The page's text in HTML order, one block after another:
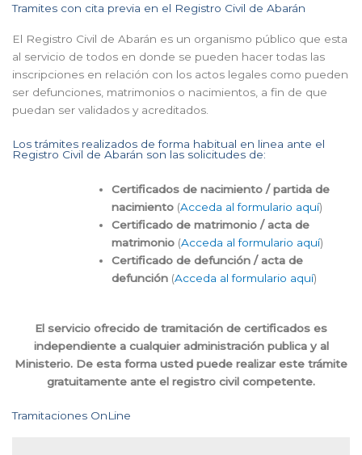
Tramites con cita previa en el Registro Civil de Abarán
El Registro Civil de Abarán es un organismo público que esta
al servicio de todos en donde se pueden hacer todas las
inscripciones en relación con los actos legales como pueden
ser defunciones, matrimonios o nacimientos, a fin de que
puedan ser validados y acreditados.
Los trámites realizados de forma habitual en linea ante el
Registro Civil de Abarán son las solicitudes de:
Certificados de nacimiento / partida de
nacimiento (Acceda al formulario aquí)
Certificado de matrimonio / acta de
matrimonio (Acceda al formulario aquí)
Certificado de defunción / acta de
defunción (Acceda al formulario aquí)
El servicio ofrecido de tramitación de certificados es
independiente a cualquier administración publica y al
Ministerio. De esta forma usted puede realizar este trámite
gratuitamente ante el registro civil competente.
Tramitaciones OnLine